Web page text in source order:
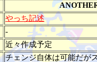
やっち記述
-
近々作成予定
チェンジ自体は可能だが